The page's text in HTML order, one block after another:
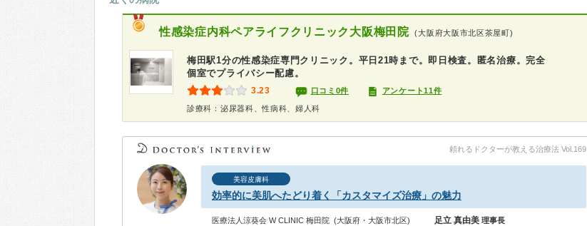
性感染症内科ペアライフクリニック大阪梅田院 (大阪府大阪市北区茶屋町)
梅田駅1分の性感染症専門クリニック。平日21時まで。即日検査。匿名治療。完全
個室でプライバシー配慮。
3.23 口コミ0件 アンケート11件
診療科：泌尿器科、性病科、婦人科
頼れるドクターが教える治療法 Vol.169
美容皮膚科
効率的に美肌へたどり着く「カスタマイズ治療」の魅力
医療法人涼葵会 W CLINIC 梅田院 (大阪府・大阪市北区) 足立 真由美 理事長